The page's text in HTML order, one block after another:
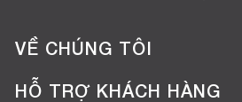
VỀ CHÚNG TÔI
Giới thiệu công ty
HỖ TRỢ KHÁCH HÀNG